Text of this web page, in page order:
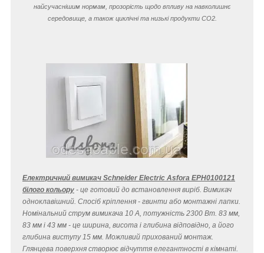
найсучаснішим нормам, прозорість щодо впливу на навколишнє
середовище, а також циклічні та низькі продукти CO2.
Електричний вимикач Schneider Electric Asfora EPH0100121
білого кольору - це готовий до встановлення виріб. Вимикач
одноклавішний. Спосіб кріплення - гвинти або монтажні лапки.
Номінальний струм вимикача 10 A, потужність 2300 Вт. 83 мм,
83 мм і 43 мм - це ширина, висота і глибина відповідно, а його
глибина виступу 15 мм. Можливий прихований монтаж.
Глянцева поверхня створює відчуття елегантності в кімнаті.